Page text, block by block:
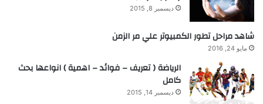
ديسمبر 8, 2015
شاهد مراحل تطور الكمبيوتر علي مر الزمن
مايو 24, 2016
الرياضة ( تعريف – فوائد – اهمية ) انواعها بحث
كامل
ديسمبر 14, 2015